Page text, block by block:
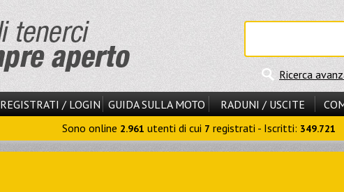
Ricerca
REGISTRATI / LOGIN GUIDA SULLA MOTO RADUNI / USCITE
Sono online 2.961 utenti di cui 7 registrati - Iscritti: 349.721